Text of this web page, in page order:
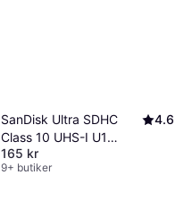
SanDisk Ultra SDHC
Class 10 UHS-I U1
120MB/s 32GB
4.6
165 kr
9+ butiker